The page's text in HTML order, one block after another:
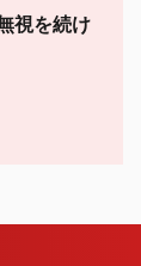
視を続け